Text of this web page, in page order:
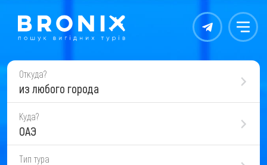
Контакты Меню
Откуда?
из любого города
Куда?
ОАЭ
Тип тура